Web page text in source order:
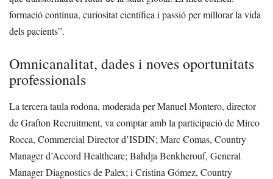
formació contínua, curiositat científica i passió per millorar la vida
dels pacients”.
Omnicanalitat, dades i noves oportunitats
professionals
La tercera taula rodona, moderada per Manuel Montero, director
de Grafton Recruitment, va comptar amb la participació de Mirco
Rocca, Commercial Director d’ISDIN; Marc Comas, Country
Manager d’Accord Healthcare; Bahdja Benkherouf, General
Manager Diagnostics de Palex; i Cristina Gómez, Country